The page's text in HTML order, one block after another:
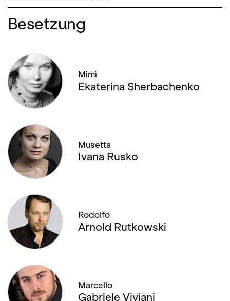
Besetzung
Mimì
Ekaterina Sherbachenko
Musetta
Ivana Rusko
Rodolfo
Arnold Rutkowski
Marcello
Gabriele Viviani